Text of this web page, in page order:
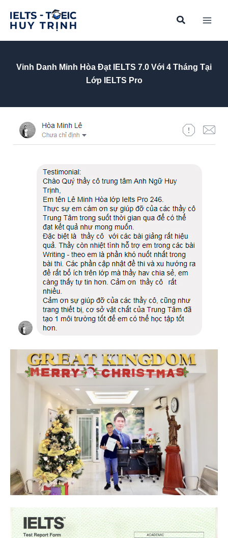
content
Vinh Danh Minh Hòa Đạt IELTS 7.0 Với 4 Tháng Tại
Lớp IELTS Pro